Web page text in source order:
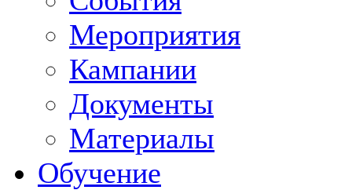
Мероприятия
Кампании
Документы
Материалы
Обучение